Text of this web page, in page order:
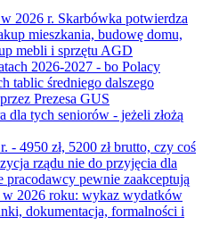
2026 r. Skarbówka potwierdza
mieszkania, budowę domu,
mebli i sprzętu AGD
2026-2027 - bo Polacy
tablic średniego dalszego
Prezesa GUS
dla tych seniorów - jeżeli złożą
- 4950 zł, 5200 zł brutto, czy coś
rządu nie do przyjęcia dla
pewnie zaakceptują
2026 roku: wykaz wydatków
dokumentacja, formalności i